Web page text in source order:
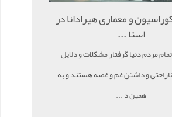
و معماری هیرادانا در
استا ...
مردم دنیا گرفتار مشکلات و دلایل
و داشتن غم و غصه هستند و به
همین د ...